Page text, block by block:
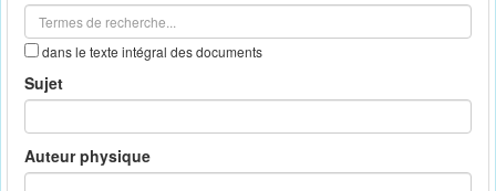
dans le texte intégral des documents
Sujet
Auteur physique